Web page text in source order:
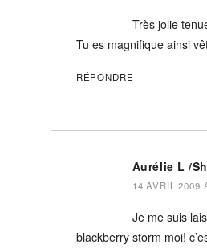
Très jolie
Tu es magnifique ainsi
RÉPONDRE
Aurélie L /
14 AVRIL 2009
Je me suis
blackberry storm moi!